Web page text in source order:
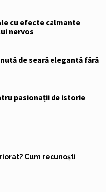
cu efecte calmante
nervos
de seară elegantă fără
pasionații de istorie
Cum recunoști